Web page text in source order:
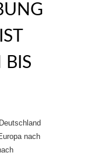
BIS
nach